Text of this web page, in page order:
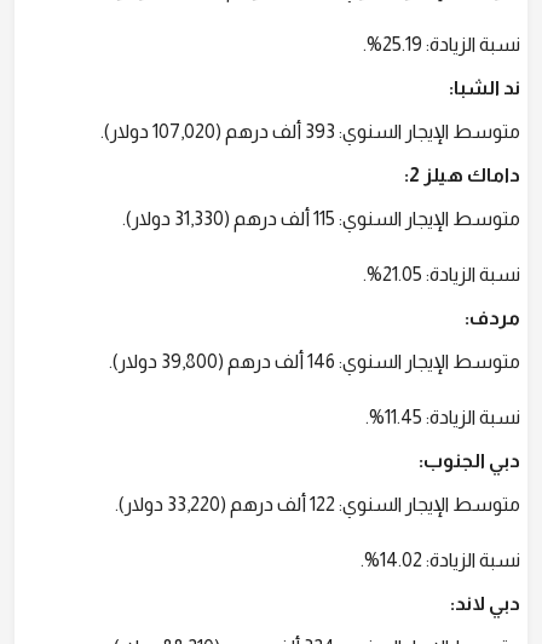
نسبة الزيادة: 25.19%.
ند الشبا:
متوسط الإيجار السنوي: 393 ألف درهم (107,020 دولار).
داماك هيلز 2:
متوسط الإيجار السنوي: 115 ألف درهم (31,330 دولار).
نسبة الزيادة: 21.05%.
مردف:
متوسط الإيجار السنوي: 146 ألف درهم (39,800 دولار).
نسبة الزيادة: 11.45%.
دبي الجنوب:
متوسط الإيجار السنوي: 122 ألف درهم (33,220 دولار).
نسبة الزيادة: 14.02%.
دبي لاند: